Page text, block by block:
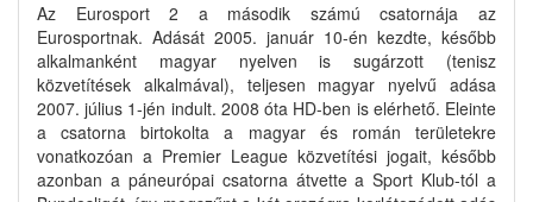
Az Eurosport 2 a második számú csatornája az
Eurosportnak. Adását 2005. január 10-én kezdte, később
alkalmanként magyar nyelven is sugárzott (tenisz
közvetítések alkalmával), teljesen magyar nyelvű adása
2007. július 1-jén indult. 2008 óta HD-ben is elérhető. Eleinte
a csatorna birtokolta a magyar és román területekre
vonatkozóan a Premier League közvetítési jogait, később
azonban a páneurópai csatorna átvette a Sport Klub-tól a